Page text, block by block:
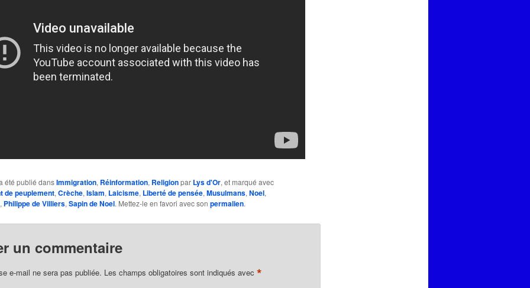
été publié dansImmigration, Réinformation, Religionpar Lys d'Or, et marqué avec
de peuplement,Crèche,Islam, Laicisme, Liberté de pensée,Musulmans,Noel,
, Philippe de Villiers,Sapin de Noel. Mettez-le en favori avec son permalien.
un commentaire
e-mail ne sera pas publiée. Les champs obligatoires sont indiqués avec *